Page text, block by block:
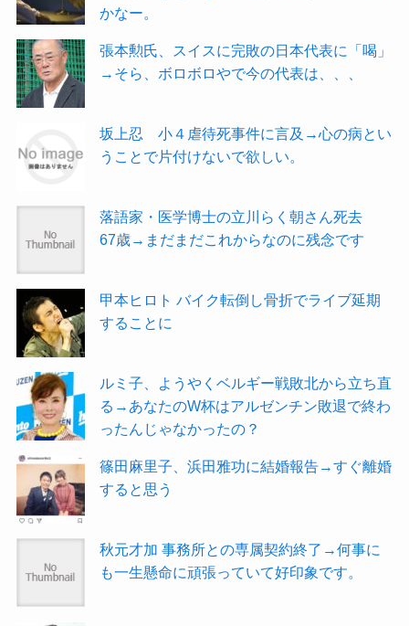
かなー。
張本勲氏、スイスに完敗の日本代表に「喝」
→そら、ボロボロやで今の代表は、、、
坂上忍 小４虐待死事件に言及→心の病とい
うことで片付けないで欲しい。
落語家・医学博士の立川らく朝さん死去
67歳→まだまだこれからなのに残念です
甲本ヒロト バイク転倒し骨折でライブ延期
することに
ルミ子、ようやくベルギー戦敗北から立ち直
る→あなたのW杯はアルゼンチン敗退で終わ
ったんじゃなかったの？
篠田麻里子、浜田雅功に結婚報告→すぐ離婚
すると思う
秋元才加 事務所との専属契約終了→何事に
も一生懸命に頑張っていて好印象です。